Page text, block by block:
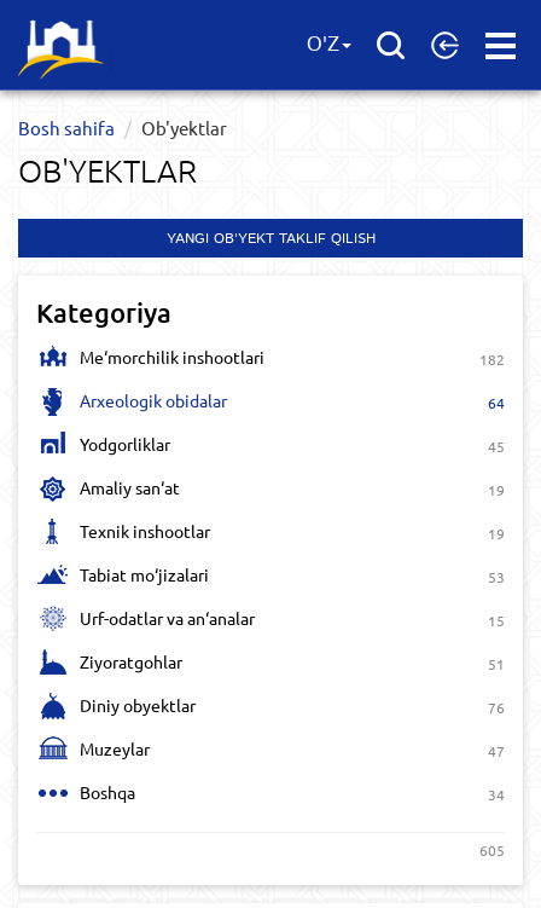
Open
O'Z
Bosh sahifa Ob'yektlar​
OB'YEKTLAR​
YANGI OB'YEKT TAKLIF QILISH
Kategoriya
Me‘morchilik inshootlari 182
Arxeologik obidalar 64
Yodgorliklar 45
Amaliy san‘at 19
Texnik inshootlar 19
Tabiat mo‘jizalari 53
Urf-odatlar va an‘analar 15
Ziyoratgohlar 51
Diniy obyektlar 76
Muzeylar 47
Boshqa 34
605